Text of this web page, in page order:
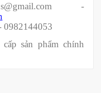
-
0982144053
sản phẩm chính